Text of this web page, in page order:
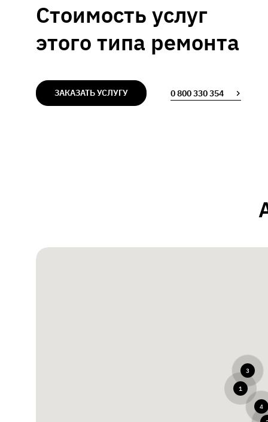
Стоимость услуг
этого типа ремонта
ЗАКАЗАТЬ УСЛУГУ 0 800 330 354
1
3
4